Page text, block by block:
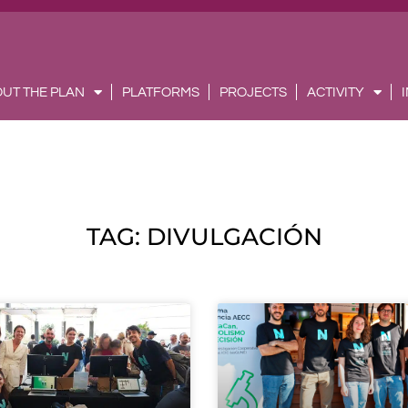
THE PLAN PLATFORMS PROJECTS ACTIVITY
TAG: DIVULGACIÓN